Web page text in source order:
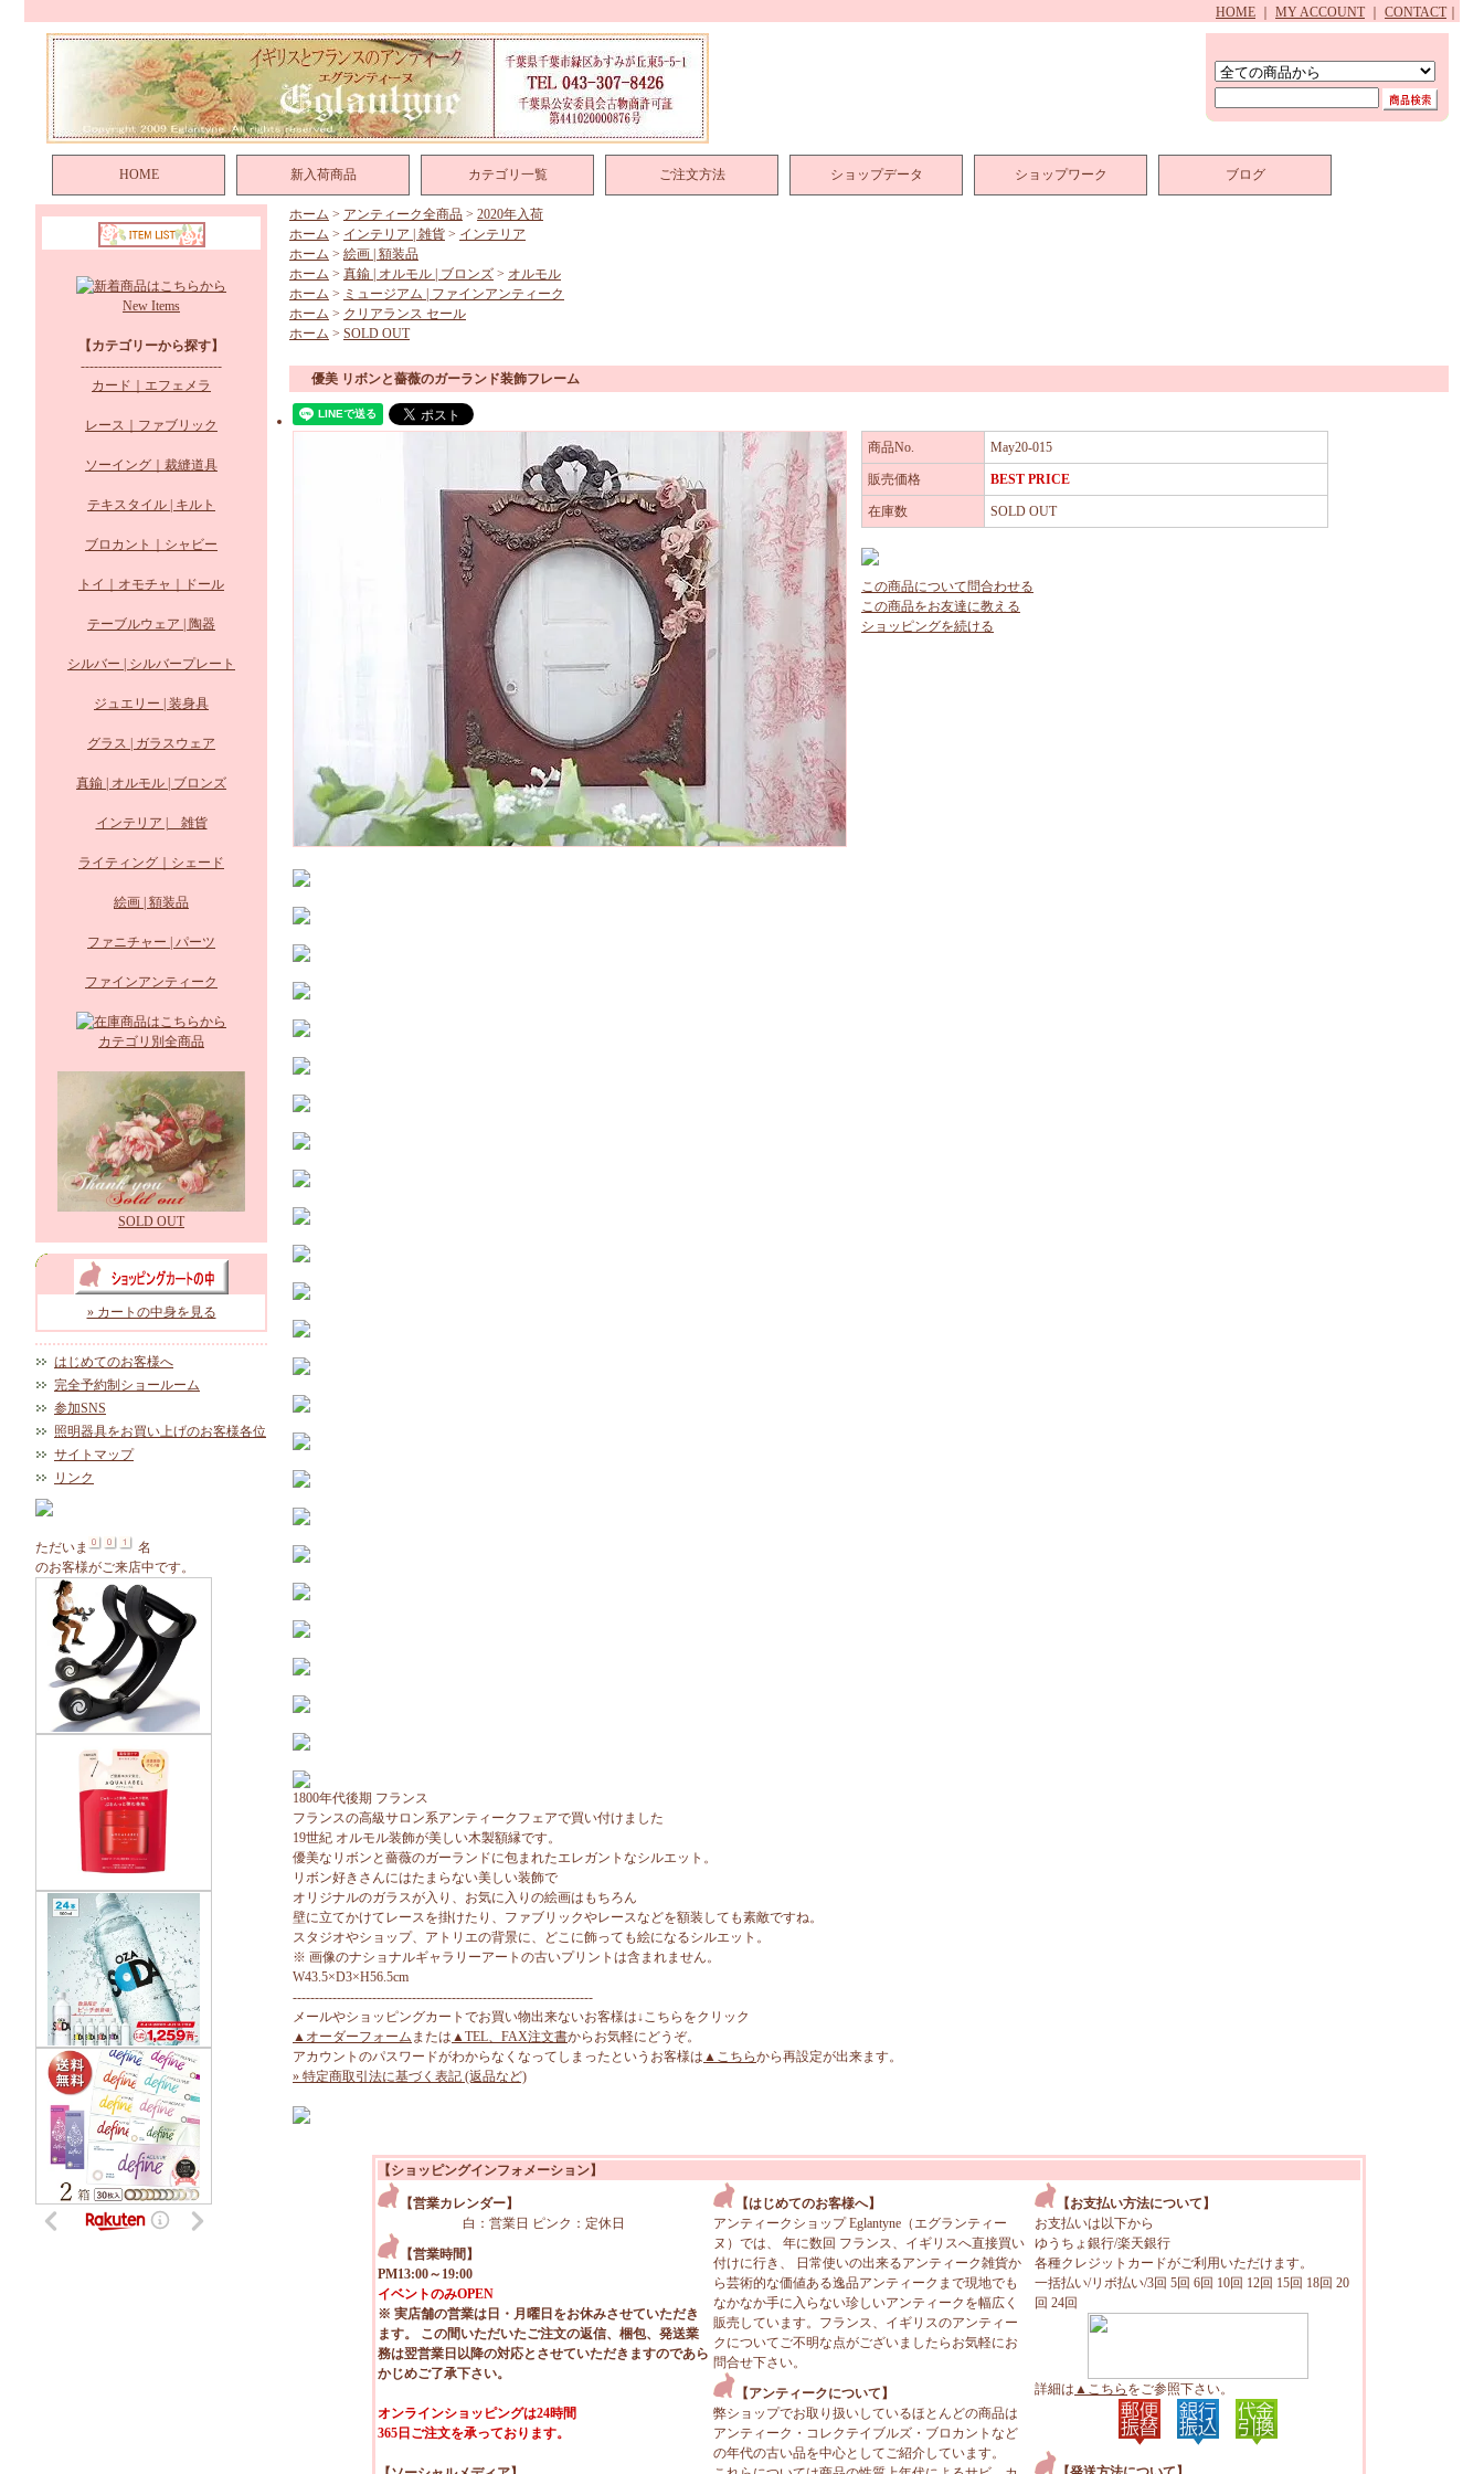
HOME MY ACCOUNT CONTACT
HOME 新入荷商品 カテゴリ一覧 ご注文方法 ショップデータ ショップワーク ブログ
New Items
【カテゴリーから探す】
--------------------------------
カード｜エフェメラ
レース｜ファブリック
ソーイング｜裁縫道具
テキスタイル | キルト
ブロカント｜シャビー
トイ｜オモチャ｜ドール
テーブルウェア | 陶器
シルバー | シルバープレート
ジュエリー | 装身具
グラス | ガラスウェア
真鍮 | オルモル | ブロンズ
インテリア | 雑貨
ライティング｜シェード
絵画 | 額装品
ファニチャー | パーツ
ファインアンティーク
カテゴリ別全商品
SOLD OUT
» カートの中身を見る
はじめてのお客様へ
完全予約制ショールーム
参加SNS
照明器具をお買い上げのお客様各位
サイトマップ
リンク
ただいま
名
のお客様がご来店中です。
ホーム > アンティーク全商品 > 2020年入荷
ホーム > インテリア | 雑貨 > インテリア
ホーム > 絵画 | 額装品
ホーム > 真鍮 | オルモル | ブロンズ > オルモル
ホーム > ミュージアム | ファインアンティーク
ホーム > クリアランス セール
ホーム > SOLD OUT
優美 リボンと薔薇のガーランド装飾フレーム
商品No. May20-015
販売価格 BEST PRICE
在庫数 SOLD OUT
この商品について問合わせる
この商品をお友達に教える
ショッピングを続ける
1800年代後期 フランス
フランスの高級サロン系アンティークフェアで買い付けました
19世紀 オルモル装飾が美しい木製額縁です。
優美なリボンと薔薇のガーランドに包まれたエレガントなシルエット。
リボン好きさんにはたまらない美しい装飾で
オリジナルのガラスが入り、お気に入りの絵画はもちろん
壁に立てかけてレースを掛けたり、ファブリックやレースなどを額装しても素敵ですね。
スタジオやショップ、アトリエの背景に、どこに飾っても絵になるシルエット。
※ 画像のナショナルギャラリーアートの古いプリントは含まれません。
W43.5×D3×H56.5cm
--------------------------------------------------------------------
メールやショッピングカートでお買い物出来ないお客様は↓こちらをクリック
▲オーダーフォーム または ▲TEL、FAX注文書からお気軽にどうぞ。
アカウントのパスワードがわからなくなってしまったというお客様は ▲こちらから再設定が出来ます。
» 特定商取引法に基づく表記 (返品など)
【ショッピングインフォメーション】
【営業カレンダー】
白：営業日 ピンク：定休日
【営業時間】
PM13:00～19:00
イベントのみOPEN
※ 実店舗の営業は日・月曜日をお休みさせていただき
ます。 この間いただいたご注文の返信、梱包、発送業
務は翌営業日以降の対応とさせていただきますのであら
かじめご了承下さい。
オンラインショッピングは24時間
365日ご注文を承っております。
【はじめてのお客様へ】
アンティークショップ Eglantyne（エグランティー
ヌ）では、 年に数回 フランス、イギリスへ直接買い
付けに行き、 日常使いの出来るアンティーク雑貨か
ら芸術的な価値ある逸品アンティークまで現地でも
なかなか手に入らない珍しいアンティークを幅広く
販売しています。フランス、イギリスのアンティー
クについてご不明な点がございましたらお気軽にお
問合せ下さい。
【アンティークについて】
弊ショップでお取り扱いしているほとんどの商品は
アンティーク・コレクテイブルズ・ブロカントなど
の年代の古い品を中心としてご紹介しています。
【お支払い方法について】
お支払いは以下から
ゆうちょ銀行/楽天銀行
各種クレジットカードがご利用いただけます。
一括払い/リボ払い/3回 5回 6回 10回 12回 15回 18回 20
回 24回
詳細は ▲こちら をご参照下さい。